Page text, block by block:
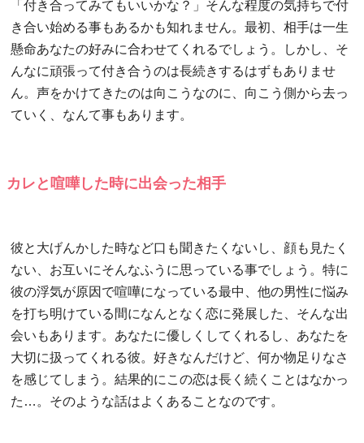
「付き合ってみてもいいかな？」そんな程度の気持ちで付
き合い始める事もあるかも知れません。最初、相手は一生
懸命あなたの好みに合わせてくれるでしょう。しかし、そ
んなに頑張って付き合うのは長続きするはずもありませ
ん。声をかけてきたのは向こうなのに、向こう側から去っ
ていく、なんて事もあります。
カレと喧嘩した時に出会った相手
彼と大げんかした時など口も聞きたくないし、顔も見たく
ない、お互いにそんなふうに思っている事でしょう。特に
彼の浮気が原因で喧嘩になっている最中、他の男性に悩み
を打ち明けている間になんとなく恋に発展した、そんな出
会いもあります。あなたに優しくしてくれるし、あなたを
大切に扱ってくれる彼。好きなんだけど、何か物足りなさ
を感じてしまう。結果的にこの恋は長く続くことはなかっ
た…。そのような話はよくあることなのです。